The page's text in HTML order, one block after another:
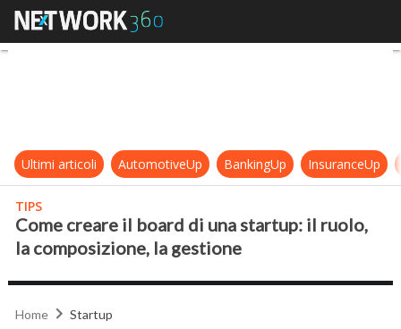
Come creare il board di una
Ultimi articoli AutomotiveUp BankingUp InsuranceUp
TIPS
Come creare il board di una startup: il ruolo,
la composizione, la gestione
Home Startup